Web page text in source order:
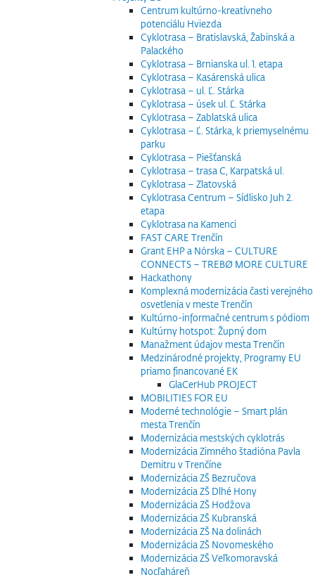
Centrum kultúrno-kreatívneho
potenciálu Hviezda
Cyklotrasa – Bratislavská, Žabinská a
Palackého
Cyklotrasa – Brnianska ul. 1. etapa
Cyklotrasa – Kasárenská ulica
Cyklotrasa – ul. Ľ. Stárka
Cyklotrasa – úsek ul. Ľ. Stárka
Cyklotrasa – Zablatská ulica
Cyklotrasa – Ľ. Stárka, k priemyselnému
parku
Cyklotrasa – Piešťanská
Cyklotrasa – trasa C, Karpatská ul.
Cyklotrasa – Zlatovská
Cyklotrasa Centrum – Sídlisko Juh 2.
etapa
Cyklotrasa na Kamenci
FAST CARE Trenčín
Grant EHP a Nórska – CULTURE
CONNECTS – TREBØ MORE CULTURE
Hackathony
Komplexná modernizácia časti verejného
osvetlenia v meste Trenčín
Kultúrno-informačné centrum s pódiom
Kultúrny hotspot: Župný dom
Manažment údajov mesta Trenčín
Medzinárodné projekty, Programy EU
priamo financované EK
GlaCerHub PROJECT
MOBILITIES FOR EU
Moderné technológie – Smart plán
mesta Trenčín
Modernizácia mestských cyklotrás
Modernizácia Zimného štadióna Pavla
Demitru v Trenčíne
Modernizácia ZŠ Bezručova
Modernizácia ZŠ Dlhé Hony
Modernizácia ZŠ Hodžova
Modernizácia ZŠ Kubranská
Modernizácia ZŠ Na dolinách
Modernizácia ZŠ Novomeského
Modernizácia ZŠ Veľkomoravská
Nocľaháreň